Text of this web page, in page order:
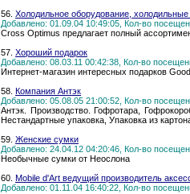
56. Холодильное оборудование,
Добавлено: 01.09.04 10:49:05, Кол-во
Cross Optimus предлагает полный
57. Хороший подарок
Добавлено: 08.03.11 00:42:38, Кол-во
Интернет-магазин интересных подарков
58. Компания Антэк
Добавлено: 05.08.05 21:00:52, Кол-во
Антэк. Производство. Гофротара,
Нестандартные упаковка, Упаковка из
59. Женские сумки
Добавлено: 24.04.12 04:20:46, Кол-во
Необычные сумки от Неослона
60. Mobile d'Art ведущий производитель
Добавлено: 01.11.04 16:40:22, Кол-во